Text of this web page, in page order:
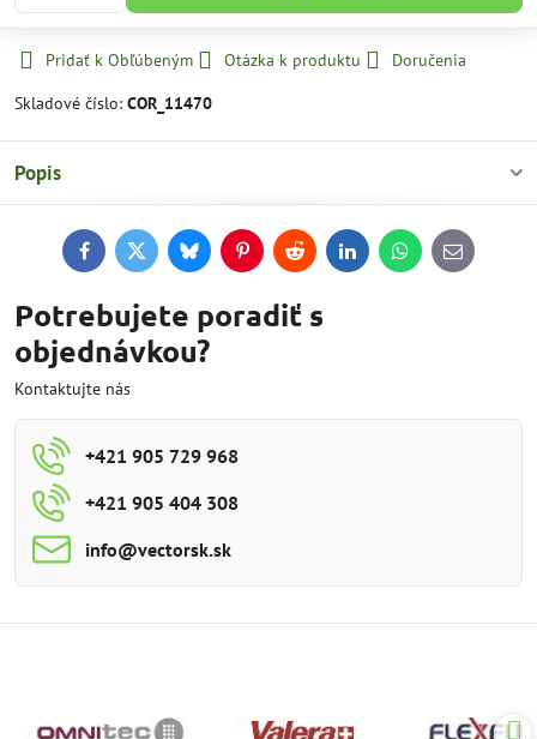
Pridať k Obľúbeným Otázka k produktu
Doručenia
Skladové číslo: COR_11470
Popis
FacebookTwitterBlueskyPinterestReddit LinkedInWhatsApp
E-
mail
Potrebujete poradiť s
objednávkou?
Kontaktujte nás
+421 905 729 968
+421 905 404 308
info​@vectorsk​.sk